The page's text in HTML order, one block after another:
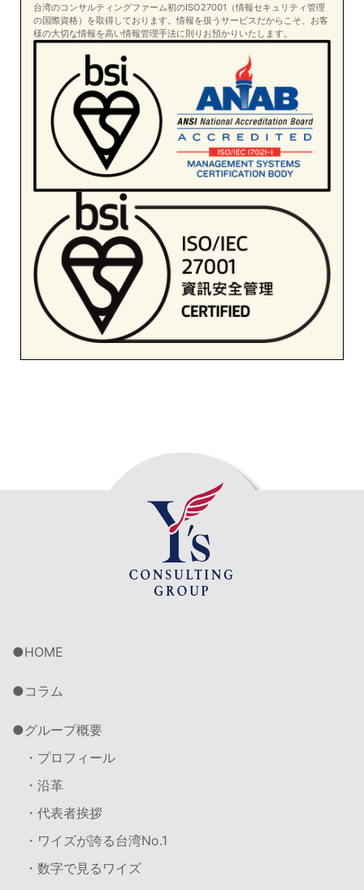
台湾のコンサルティングファーム初のISO27001（情報セキュリティ管理
の国際資格）を取得しております。情報を扱うサービスだからこそ、お客
様の大切な情報を高い情報管理手法に則りお預かりいたします。
HOME
コラム
グループ概要
・プロフィール
・沿革
・代表者挨拶
・ワイズが誇る台湾No.1
・数字で見るワイズ